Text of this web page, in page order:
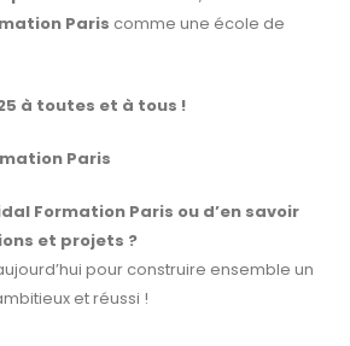
Paris comme une école de
à toutes et à tous !
Paris
Formation Paris ou d’en savoir
et projets ?
pour construire ensemble un
et réussi !